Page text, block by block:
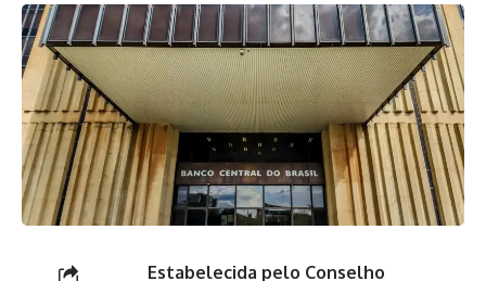
Estabelecida pelo Conselho